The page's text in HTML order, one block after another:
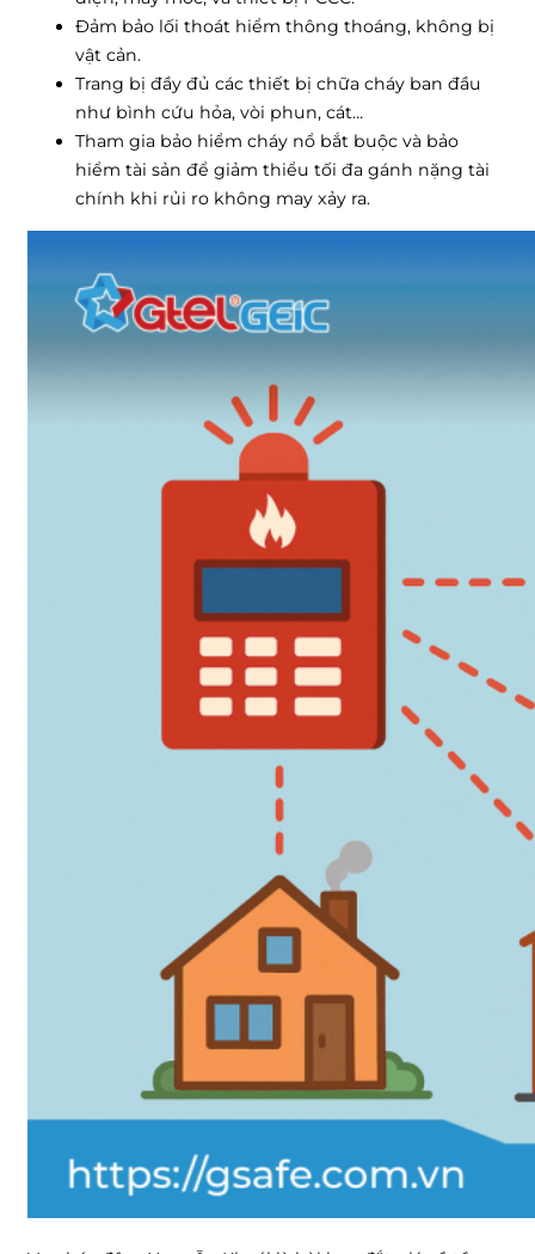
Đảm bảo lối thoát hiểm thông thoáng, không bị
vật cản.
Trang bị đầy đủ các thiết bị chữa cháy ban đầu
như bình cứu hỏa, vòi phun, cát…
Tham gia bảo hiểm cháy nổ bắt buộc và bảo
hiểm tài sản để giảm thiểu tối đa gánh nặng tài
chính khi rủi ro không may xảy ra.